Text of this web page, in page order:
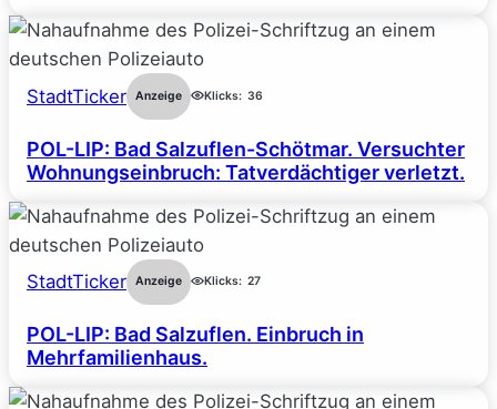
StadtTicker Anzeige Klicks: 36
POL-LIP: Bad Salzuflen-Schötmar. Versuchter
Wohnungseinbruch: Tatverdächtiger verletzt.
StadtTicker Anzeige Klicks: 27
POL-LIP: Bad Salzuflen. Einbruch in
Mehrfamilienhaus.